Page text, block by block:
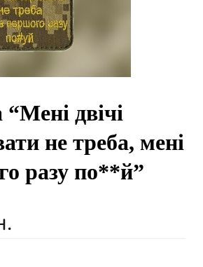
двічі
не треба, мені
разу по**й”